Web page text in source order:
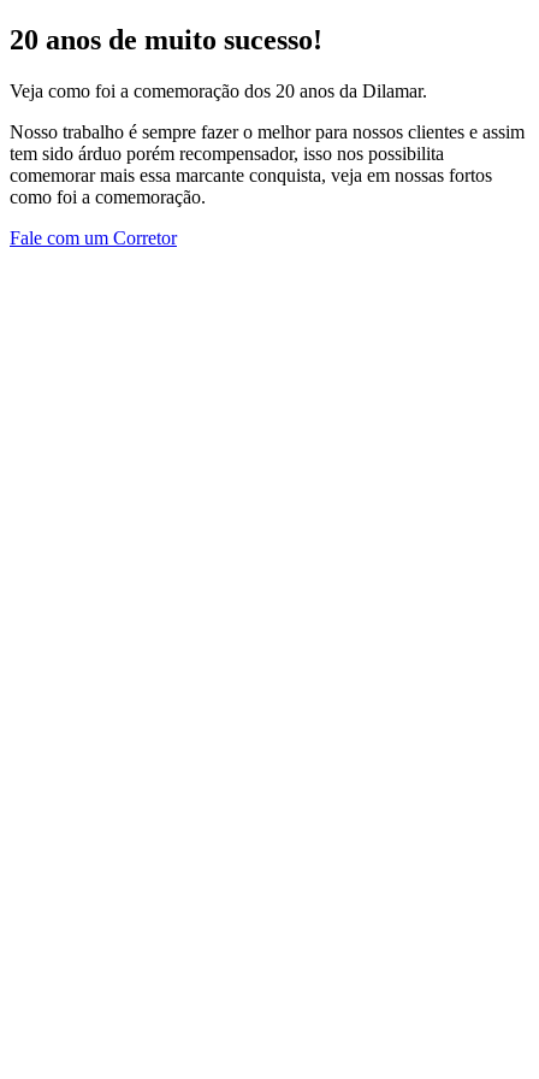
20 anos de muito sucesso!
Veja como foi a comemoração dos 20 anos da Dilamar.
Nosso trabalho é sempre fazer o melhor para nossos clientes e assim
tem sido árduo porém recompensador, isso nos possibilita
comemorar mais essa marcante conquista, veja em nossas fortos
como foi a comemoração.
Fale com um Corretor